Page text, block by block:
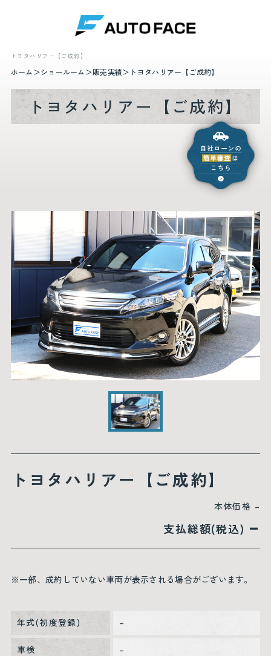
トヨタハリアー【ご成約】
ホーム ショールーム 販売実績 トヨタハリアー【ご成約】
トヨタハリアー【ご成約】
トヨタハリアー【ご成約】
本体価格 –
支払総額(税込) –
※一部、成約していない車両が表示される場合がございます。
年式(初度登録) –
車検 –